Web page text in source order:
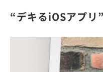
“デキるiOSアプリ